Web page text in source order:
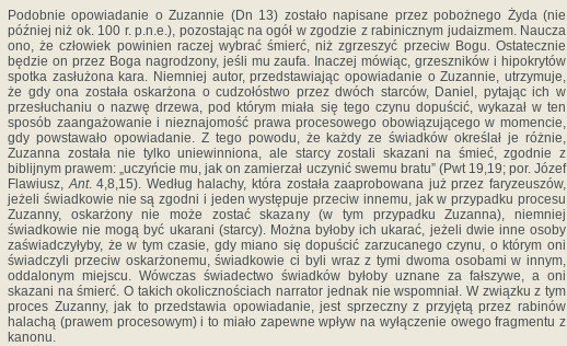
Podobnie opowiadanie o Zuzannie (Dn 13) zostało napisane przez pobożnego Żyda (nie
później niż ok. 100 r. p.n.e.), pozostając na ogół w zgodzie z rabinicznym judaizmem. Naucza
ono, że człowiek powinien raczej wybrać śmierć, niż zgrzeszyć przeciw Bogu. Ostatecznie
będzie on przez Boga nagrodzony, jeśli mu zaufa. Inaczej mówiąc, grzeszników i hipokrytów
spotka zasłużona kara. Niemniej autor, przedstawiając opowiadanie o Zuzannie, utrzymuje,
że gdy ona została oskarżona o cudzołóstwo przez dwóch starców, Daniel, pytając ich w
przesłuchaniu o nazwę drzewa, pod którym miała się tego czynu dopuścić, wykazał w ten
sposób zaangażowanie i nieznajomość prawa procesowego obowiązującego w momencie,
gdy powstawało opowiadanie. Z tego powodu, że każdy ze świadków określał je różnie,
Zuzanna została nie tylko uniewinniona, ale starcy zostali skazani na śmieć, zgodnie z
biblijnym prawem: „uczyńcie mu, jak on zamierzał uczynić swemu bratu” (Pwt 19,19; por. Józef
Flawiusz,Ant. 4,8,15). Według halachy, która została zaaprobowana już przez faryzeuszów,
jeżeli świadkowie nie są zgodni i jeden występuje przeciw innemu, jak w przypadku procesu
Zuzanny, oskarżony nie może zostać skazany (w tym przypadku Zuzanna), niemniej
świadkowie nie mogą być ukarani (starcy). Można byłoby ich ukarać, jeżeli dwie inne osoby
zaświadczyłyby, że w tym czasie, gdy miano się dopuścić zarzucanego czynu, o którym oni
świadczyli przeciw oskarżonemu, świadkowie ci byli wraz z tymi dwoma osobami w innym,
oddalonym miejscu. Wówczas świadectwo świadków byłoby uznane za fałszywe, a oni
skazani na śmierć. O takich okolicznościach narrator jednak nie wspomniał. W związku z tym
proces Zuzanny, jak to przedstawia opowiadanie, jest sprzeczny z przyjętą przez rabinów
halachą (prawem procesowym) i to miało zapewne wpływ na wyłączenie owego fragmentu z
kanonu.